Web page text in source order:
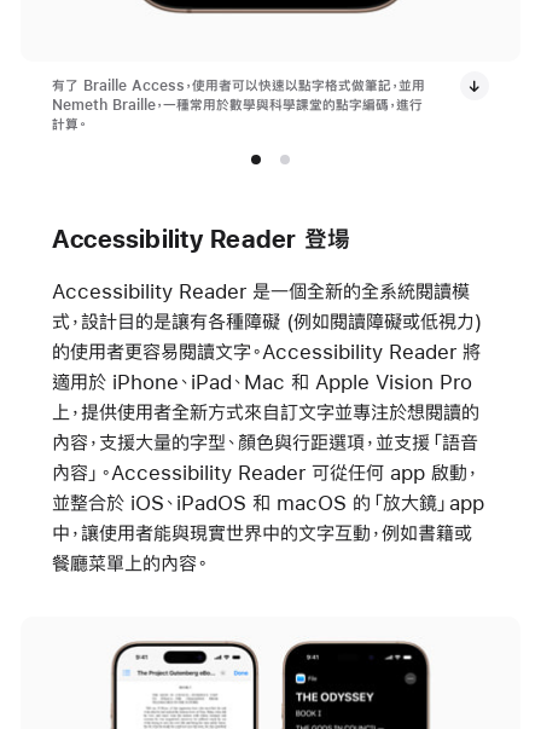
有了 Braille Access，使用者可以快速以點字格式做筆記，並用
Nemeth Braille，一種常用於數學與科學課堂的點字編碼，進行
計算。
Accessibility Reader 登場
Accessibility Reader 是一個全新的全系統閱讀模
式，設計目的是讓有各種障礙 (例如閱讀障礙或低視力)
的使用者更容易閱讀文字。Accessibility Reader 將
適用於 iPhone、iPad、Mac 和 Apple Vision Pro
上，提供使用者全新方式來自訂文字並專注於想閱讀的
內容，支援大量的字型、顏色與行距選項，並支援「語音
內容」。Accessibility Reader 可從任何 app 啟動，
並整合於 iOS、iPadOS 和 macOS 的「放大鏡」app
中，讓使用者能與現實世界中的文字互動，例如書籍或
餐廳菜單上的內容。